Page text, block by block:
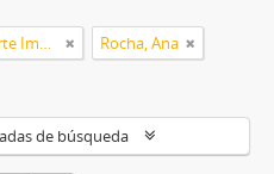
Colección de Publicaciones de Arte Impreso Rocha, Ana
de búsqueda